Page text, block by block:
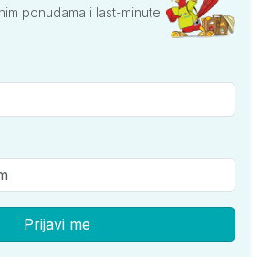
ponudama i last-minute
Prijavi me